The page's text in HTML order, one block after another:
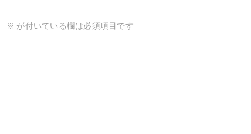
※ が付いている欄は必須項目です